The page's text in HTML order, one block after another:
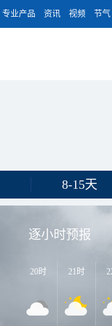
专业产品 资讯 视频 节气
8-15天
逐小时预报
20时 21时